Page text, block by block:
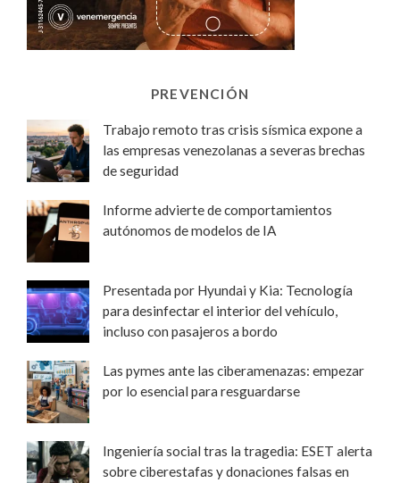
PREVENCIÓN
Trabajo remoto tras crisis sísmica expone a
las empresas venezolanas a severas brechas
de seguridad
Informe advierte de comportamientos
autónomos de modelos de IA
Presentada por Hyundai y Kia: Tecnología
para desinfectar el interior del vehículo,
incluso con pasajeros a bordo
Las pymes ante las ciberamenazas: empezar
por lo esencial para resguardarse
Ingeniería social tras la tragedia: ESET alerta
sobre ciberestafas y donaciones falsas en